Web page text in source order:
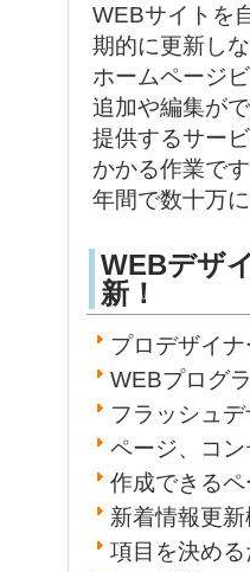
WEBサイトを
期的に更新し
ホームページ
追加や編集が
提供するサー
かかる作業で
年間で数十万
WEBデザ
新！
プロデザイ
WEBプログ
フラッシュ
ページ、コ
作成できる
新着情報更
項目を決め